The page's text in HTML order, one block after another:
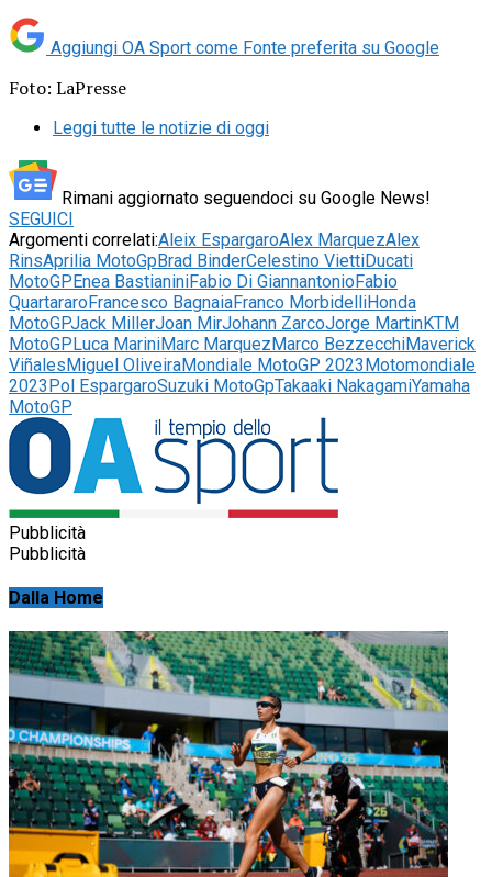
Aggiungi OA Sport come Fonte preferita su Google
Foto: LaPresse
Leggi tutte le notizie di oggi
Rimani aggiornato seguendoci su Google News!
SEGUICI
Argomenti correlati:Aleix EspargaroAlex MarquezAlex
RinsAprilia MotoGpBrad BinderCelestino ViettiDucati
MotoGPEnea BastianiniFabio Di GiannantonioFabio
QuartararoFrancesco BagnaiaFranco MorbidelliHonda
MotoGPJack MillerJoan MirJohann ZarcoJorge MartinKTM
MotoGPLuca MariniMarc MarquezMarco BezzecchiMaverick
ViñalesMiguel OliveiraMondiale MotoGP 2023Motomondiale
2023Pol EspargaroSuzuki MotoGpTakaaki NakagamiYamaha
MotoGP
Pubblicità
Pubblicità
Dalla Home